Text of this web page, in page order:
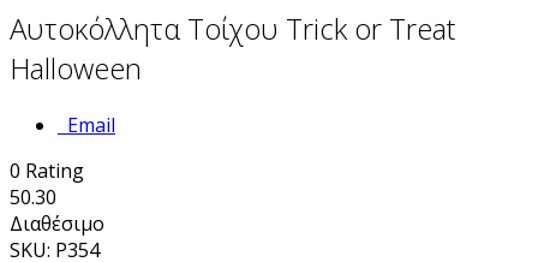
Αυτοκόλλητα Τοίχου Trick or Treat
Halloween
Email
0 Rating
50.30
Διαθέσιμο
SKU: P354